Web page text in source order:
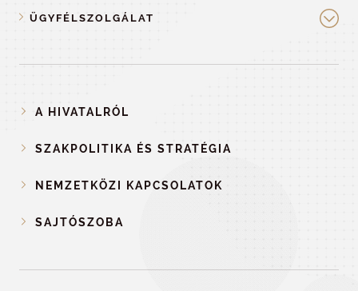
ÜGYFÉLSZOLGÁLAT
A HIVATALRÓL
SZAKPOLITIKA ÉS STRATÉGIA
NEMZETKÖZI KAPCSOLATOK
SAJTÓSZOBA